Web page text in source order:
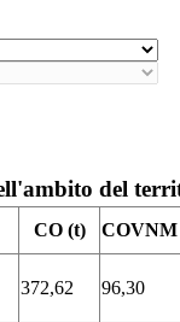
del
CO (t)
COVNM
372,62 96,30